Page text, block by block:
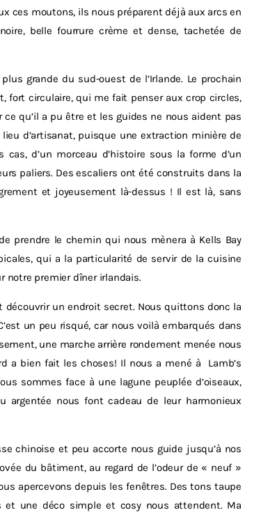
ces moutons, ils nous préparent déjà aux arcs en
belle fourrure crème et dense, tachetée de
grande du sud-ouest de l’Irlande. Le prochain
fort circulaire, qui me fait penser aux crop circles,
qu’il a pu être et les guides ne nous aident pas
d’artisanat, puisque une extraction minière de
d’un morceau d’histoire sous la forme d’un
paliers. Des escaliers ont été construits dans la
et joyeusement là-dessus ! Il est là, sans
prendre le chemin qui nous mènera à Kells Bay
qui a la particularité de servir de la cuisine
notre premier dîner irlandais.
découvrir un endroit secret. Nous quittons donc la
un peu risqué, car nous voilà embarqués dans
une marche arrière rondement menée nous
a bien fait les choses! Il nous a mené à Lamb’s
sommes face à une lagune peuplée d’oiseaux,
argentée nous font cadeau de leur harmonieux
chinoise et peu accorte nous guide jusqu’à nos
du bâtiment, au regard de l’odeur de « neuf »
apercevons depuis les fenêtres. Des tons taupe
une déco simple et cosy nous attendent. Ma